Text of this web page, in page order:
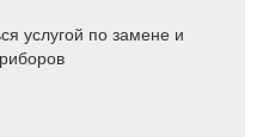
услугой по замене и